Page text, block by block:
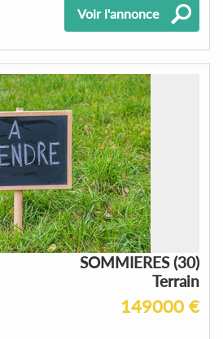
Voir l'annonce
SOMMIERES (30)
Terrain
149000 €